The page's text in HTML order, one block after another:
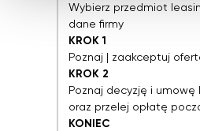
Wybierz przedmiot
dane firmy
KROK 1
Poznaj | zaakceptuj
KROK 2
Poznaj decyzję i umowę
oraz przelej opłatę
KONIEC